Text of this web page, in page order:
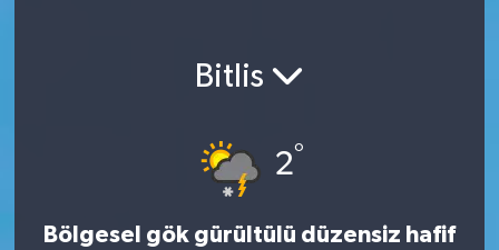
Bitlis
2°
Bölgesel gök gürültülü düzensiz hafif